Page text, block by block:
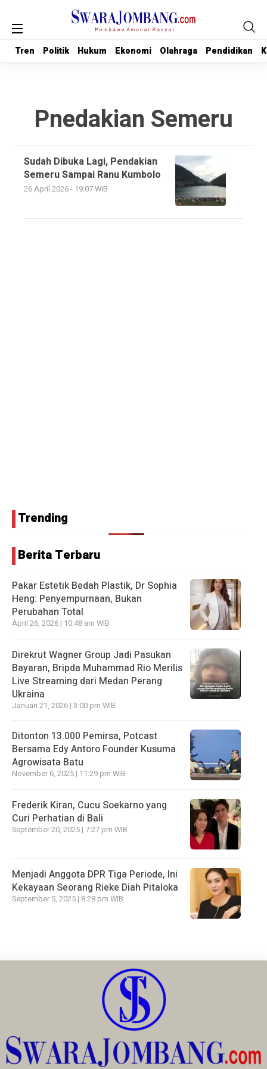
Tren Politik Hukum Ekonomi Olahraga Pendidikan
Tren Politik Hukum Ekonomi Olahraga Pendidikan
Pnedakian Semeru
Sudah Dibuka Lagi, Pendakian
Semeru Sampai Ranu Kumbolo
26 April 2026 - 19:07 WIB
Trending
Berita Terbaru
Pakar Estetik Bedah Plastik, Dr Sophia
Heng: Penyempurnaan, Bukan
Perubahan Total
April 26, 2026 | 10:48 am WIB
Direkrut Wagner Group Jadi Pasukan
Bayaran, Bripda Muhammad Rio Merilis
Live Streaming dari Medan Perang
Ukraina
Januari 21, 2026 | 3:00 pm WIB
Ditonton 13.000 Pemirsa, Potcast
Bersama Edy Antoro Founder Kusuma
Agrowisata Batu
November 6, 2025 | 11:29 pm WIB
Frederik Kiran, Cucu Soekarno yang
Curi Perhatian di Bali
September 20, 2025 | 7:27 pm WIB
Menjadi Anggota DPR Tiga Periode, Ini
Kekayaan Seorang Rieke Diah Pitaloka
September 5, 2025 | 8:28 pm WIB